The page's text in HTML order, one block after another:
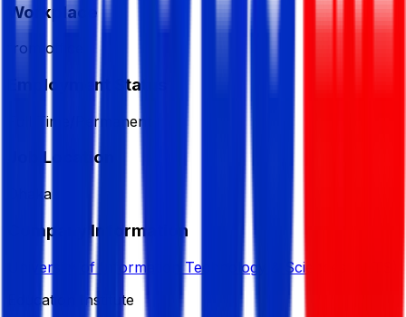
Workplace
from office
Employment Status
Full Time/Permanent
Job Location
Dhaka
Company Information
University of Information Technology & Sciences (UITS)
Education Institute